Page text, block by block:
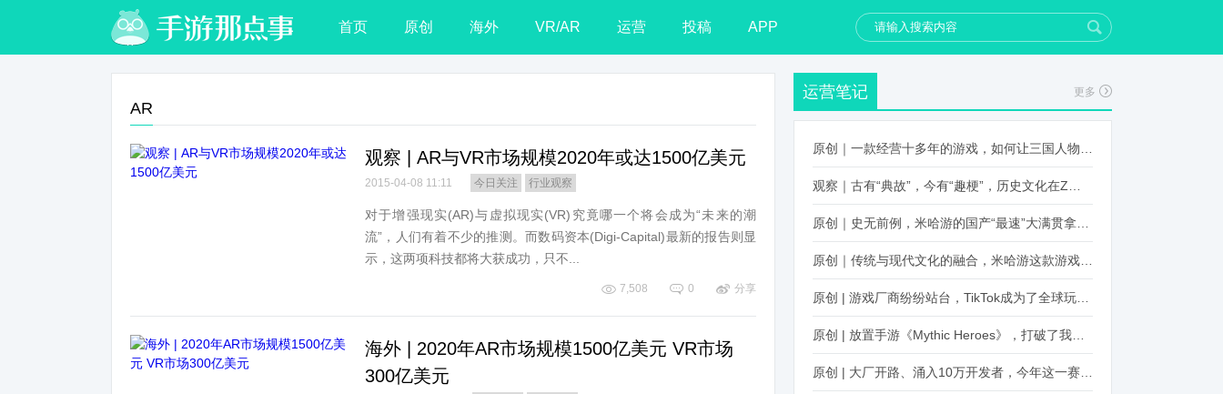
首页 原创 海外 VR/AR 运营 投稿 APP
AR
观察 | AR与VR市场规模2020年或达1500亿美元
2015-04-08 11:11 今日关注 行业观察
对于增强现实(AR)与虚拟现实(VR)究竟哪一个将会成为“未来的潮
流”，人们有着不少的推测。而数码资本(Digi-Capital)最新的报告则显
示，这两项科技都将大获成功，只不...
7,508 0 分享
海外 | 2020年AR市场规模1500亿美元 VR市场
300亿美元
运营笔记 更多